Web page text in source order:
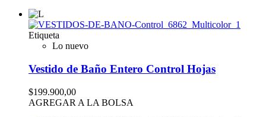
Etiqueta
Lo nuevo
Vestido de Baño Entero Control Hojas
$199.900,00
AGREGAR A LA BOLSA